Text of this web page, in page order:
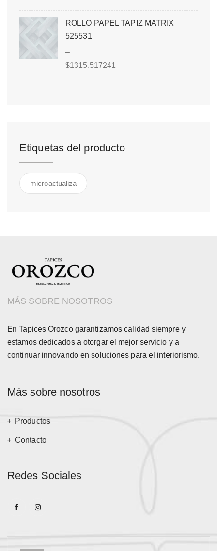
ROLLO PAPEL TAPIZ MATRIX
525531
–
$1315.517241
Etiquetas del producto
microactualiza
MÁS SOBRE NOSOTROS
En Tapices Orozco garantizamos calidad siempre y
estamos dedicados a otorgar el mejor servicio y a
continuar innovando en soluciones para el interiorismo.
Más sobre nosotros
Productos
Contacto
Redes Sociales